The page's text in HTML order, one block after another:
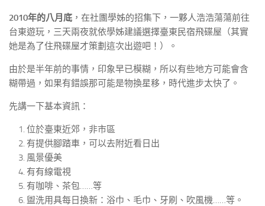
2010年的八月底 ，在社團學姊的招集下，一夥人浩浩蕩蕩前往
台東遊玩，三天兩夜就依學姊建議選擇臺東民宿飛碟屋（其實
她是為了住飛碟屋才策劃這次出遊吧！）。
由於是半年前的事情，印象早已模糊，所以有些地方可能會含
糊帶過，如果有錯誤那可能是物換星移，時代進步太快了。
先講一下基本資訊：
位於臺東近郊，非市區
有提供腳踏車，可以去附近看日出
風景優美
有有線電視
有咖啡、茶包……等
盥洗用具每日換新：浴巾、毛巾、牙刷、吹風機……等。